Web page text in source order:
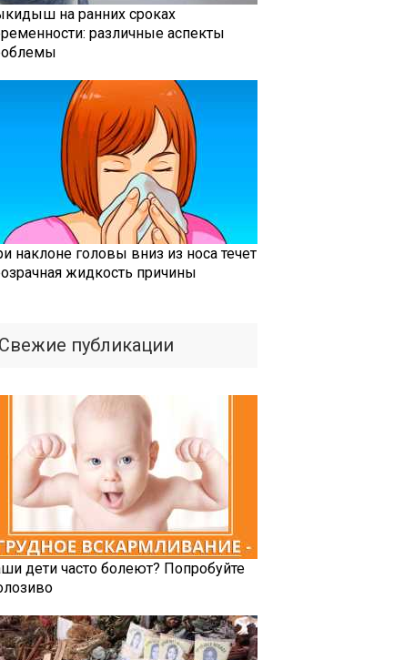
на ранних сроках
различные аспекты
наклоне головы вниз из носа течет
жидкость причины
Свежие публикации
дети часто болеют? Попробуйте